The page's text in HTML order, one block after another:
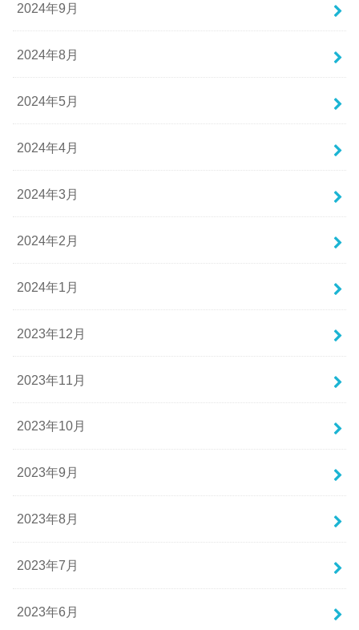
2024年9月
2024年8月
2024年5月
2024年4月
2024年3月
2024年2月
2024年1月
2023年12月
2023年11月
2023年10月
2023年9月
2023年8月
2023年7月
2023年6月